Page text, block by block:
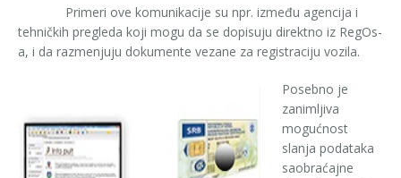
Primeri ove komunikacije su npr. između agencija i
tehničkih pregleda koji mogu da se dopisuju direktno iz RegOs-
a, i da razmenjuju dokumente vezane za registraciju vozila.
Posebno je
zanimljiva
mogućnost
slanja podataka
saobraćajne